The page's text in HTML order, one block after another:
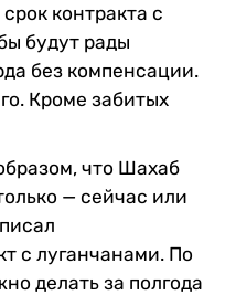
контракта с
будут рады
без компенсации.
Кроме забитых
что Шахаб
— сейчас или
с луганчанами. По
делать за полгода